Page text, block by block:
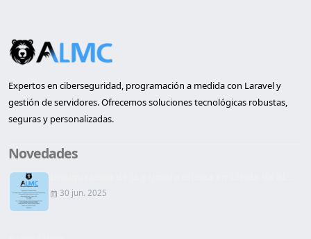
Expertos en ciberseguridad, programación a medida con Laravel y
gestión de servidores. Ofrecemos soluciones tecnológicas robustas,
seguras y personalizadas.
Novedades
30 jun. 2025